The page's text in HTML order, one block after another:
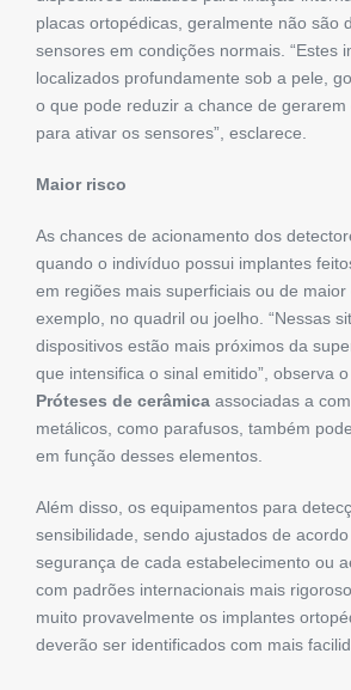
placas ortopédicas, geralmente não são
sensores em condições normais. “Estes
localizados profundamente sob a pele,
o que pode reduzir a chance de gerarem
para ativar os sensores”, esclarece.
Maior risco
As chances de acionamento dos
quando o indivíduo possui implantes
em regiões mais superficiais ou de
exemplo, no quadril ou joelho. “Nessas
dispositivos estão mais próximos da
que intensifica o sinal emitido”, observa
Próteses de cerâmica associadas a
metálicos, como parafusos, também
em função desses elementos.
Além disso, os equipamentos para
sensibilidade, sendo ajustados de
segurança de cada estabelecimento ou
com padrões internacionais mais
muito provavelmente os implantes
deverão ser identificados com mais